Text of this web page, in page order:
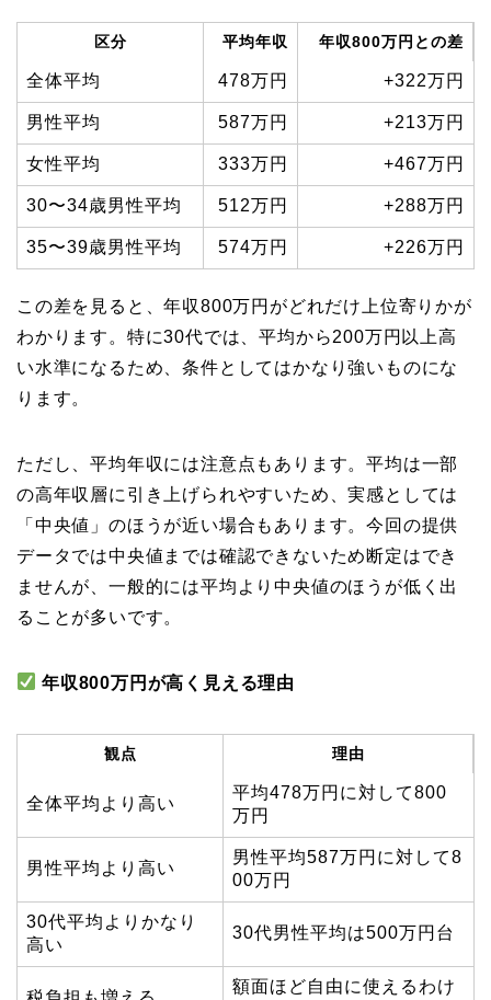
区分 平均年収 年収800万円との差
全体平均 478万円 +322万円
男性平均 587万円 +213万円
女性平均 333万円 +467万円
30〜34歳男性平均 512万円 +288万円
35〜39歳男性平均 574万円 +226万円
この差を見ると、年収800万円がどれだけ上位寄りかが
わかります。特に30代では、平均から200万円以上高
い水準になるため、条件としてはかなり強いものにな
ります。
ただし、平均年収には注意点もあります。平均は一部
の高年収層に引き上げられやすいため、実感としては
「中央値」のほうが近い場合もあります。今回の提供
データでは中央値までは確認できないため断定はでき
ませんが、一般的には平均より中央値のほうが低く出
ることが多いです。
年収800万円が高く見える理由
観点 理由
全体平均より高い
平均478万円に対して800
万円
男性平均より高い
男性平均587万円に対して8
00万円
30代平均よりかなり
高い
30代男性平均は500万円台
額面ほど自由に使えるわけ